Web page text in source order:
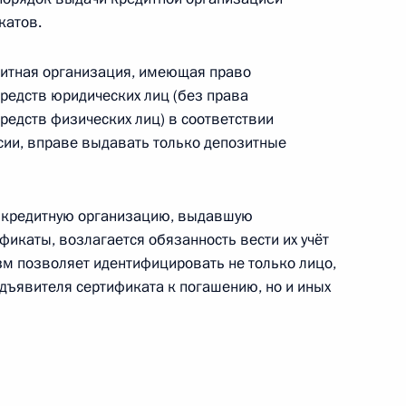
госвласти в области энергосбережения
в период проведения чемпионата
средств госкорпорациям, публично-
организация, имеющая право
юридических лиц (без права
физических лиц) в соответствии
вправе выдавать только депозитные
организацию, выдавшую
возлагается обязанность вести их учёт
позволяет идентифицировать не только лицо,
сертификата к погашению, но и иных